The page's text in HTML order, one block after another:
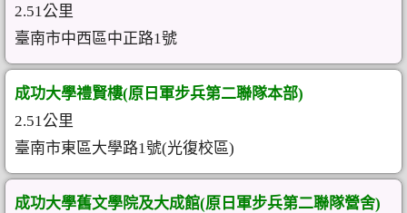
2.51公里
臺南市中西區中正路1號
成功大學禮賢樓(原日軍步兵第二聯隊本部)
2.51公里
臺南市東區大學路1號(光復校區)
成功大學舊文學院及大成館(原日軍步兵第二聯隊營舍)